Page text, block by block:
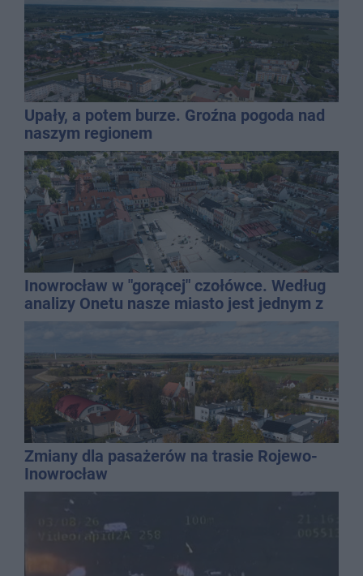
Upały, a potem burze. Groźna pogoda nad
naszym regionem
Inowrocław w "gorącej" czołówce. Według
analizy Onetu nasze miasto jest jednym z
najbardziej narażonych na upały
Zmiany dla pasażerów na trasie Rojewo-
Inowrocław